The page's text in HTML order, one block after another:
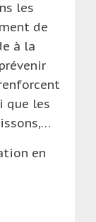
les
de
à la
que les
en